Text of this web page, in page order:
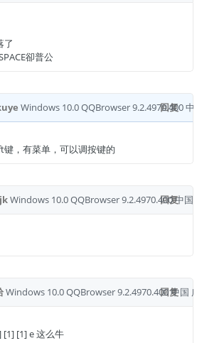
了
卻普公
回复
Windows 10.0QQBrowser 9.2.4970.400中
键，有菜单，可以调按键的
回复
Windows 10.0QQBrowser 9.2.4970.400中国
回复
Windows 10.0QQBrowser 9.2.4970.400中国
[1] [1] e 这么牛